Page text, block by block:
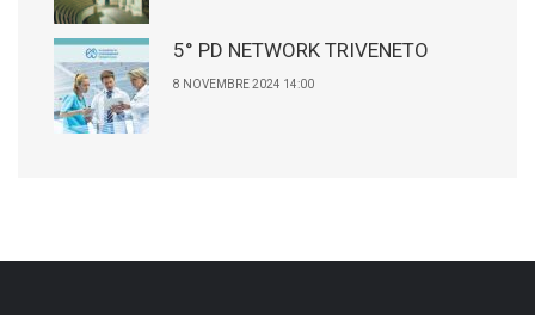
5° PD NETWORK TRIVENETO
8 NOVEMBRE 2024 14:00